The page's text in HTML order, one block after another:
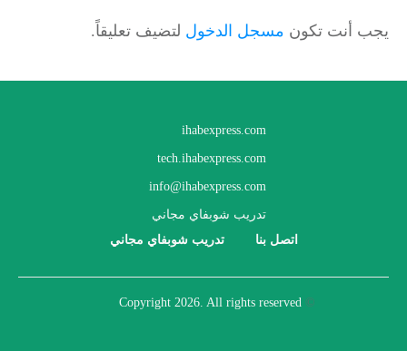
يجب أنت تكون مسجل الدخول لتضيف تعليقاً.
ihabexpress.com
tech.ihabexpress.com
info@ihabexpress.com
تدريب شوبفاي مجاني
اتصل بنا تدريب شوبفاي مجاني
©
2026. All rights reserved